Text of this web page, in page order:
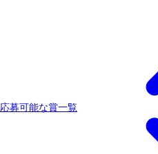
応募可能な賞一覧